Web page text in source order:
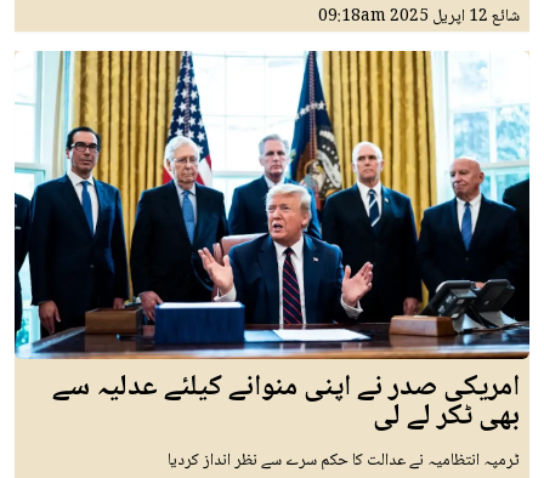
شائع12 اپريل 2025 09:18am
امریکی صدر نے اپنی منوانے کیلئے عدلیہ سے
بھی ٹکر لے لی
ٹرمپہ انتظامیہ نے عدالت کا حکم سرے سے نظر انداز کردیا